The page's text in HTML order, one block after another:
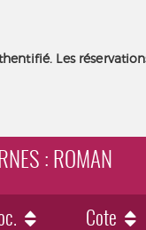
Les
: ROMAN
Cote